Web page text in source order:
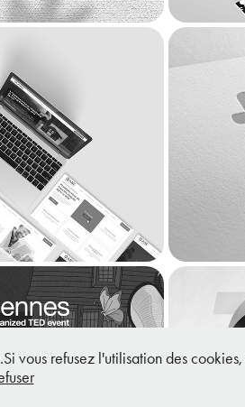
- Site
2021
2021 -
design
vous refusez l'utilisation des